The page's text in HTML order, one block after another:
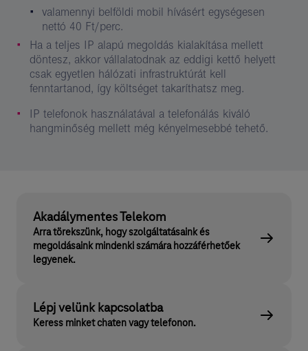
valamennyi belföldi mobil hívásért egységesen
nettó 40 Ft/perc.
Ha a teljes IP alapú megoldás kialakítása mellett
döntesz, akkor vállalatodnak az eddigi kettő helyett
csak egyetlen hálózati infrastruktúrát kell
fenntartanod, így költséget takaríthatsz meg.
IP telefonok használatával a telefonálás kiváló
hangminőség mellett még kényelmesebbé tehető.
Akadálymentes Telekom
Arra törekszünk, hogy szolgáltatásaink és
megoldásaink mindenki számára hozzáférhetőek
legyenek.
Lépj velünk kapcsolatba
Keress minket chaten vagy telefonon.